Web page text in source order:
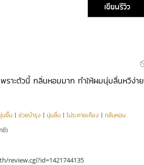
เขียนรีวิว
ราะตัวนี้ กลิ่นหอมมาก ทำให้ผมนุ่มลื่นหวีง่าย
มชื้น | ช่วยบำรุง | นุ่มลื่น | ไม่ระคายเคือง | กลิ่นหอม
ซี)
review.cgi?id=1421744135